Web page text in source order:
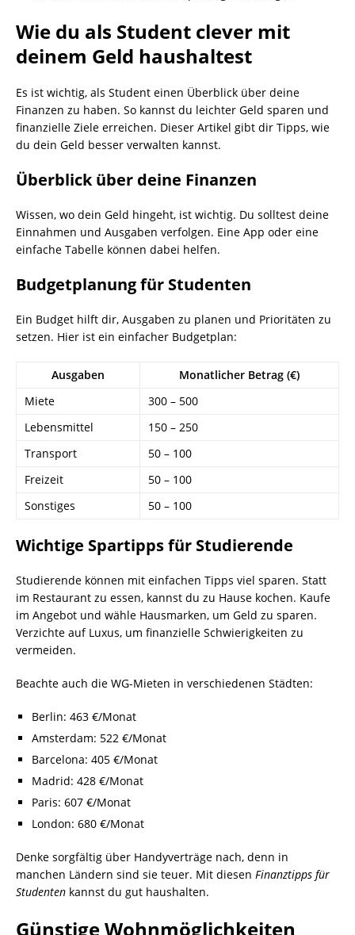
Wie du als Student clever mit
deinem Geld haushaltest
Es ist wichtig, als Student einen Überblick über deine
Finanzen zu haben. So kannst du leichter Geld sparen und
finanzielle Ziele erreichen. Dieser Artikel gibt dir Tipps, wie
du dein Geld besser verwalten kannst.
Überblick über deine Finanzen
Wissen, wo dein Geld hingeht, ist wichtig. Du solltest deine
Einnahmen und Ausgaben verfolgen. Eine App oder eine
einfache Tabelle können dabei helfen.
Budgetplanung für Studenten
Ein Budget hilft dir, Ausgaben zu planen und Prioritäten zu
setzen. Hier ist ein einfacher Budgetplan:
Ausgaben
Monatlicher Betrag (€)
Miete
300 – 500
Lebensmittel
150 – 250
Transport
50 – 100
Freizeit
50 – 100
Sonstiges
50 – 100
Wichtige Spartipps für Studierende
Studierende können mit einfachen Tipps viel sparen. Statt
im Restaurant zu essen, kannst du zu Hause kochen. Kaufe
im Angebot und wähle Hausmarken, um Geld zu sparen.
Verzichte auf Luxus, um finanzielle Schwierigkeiten zu
vermeiden.
Beachte auch die WG-Mieten in verschiedenen Städten:
Berlin: 463 €/Monat
Amsterdam: 522 €/Monat
Barcelona: 405 €/Monat
Madrid: 428 €/Monat
Paris: 607 €/Monat
London: 680 €/Monat
Denke sorgfältig über Handyverträge nach, denn in
manchen Ländern sind sie teuer. Mit diesen Finanztipps für
Studenten kannst du gut haushalten.
Günstige Wohnmöglichkeiten